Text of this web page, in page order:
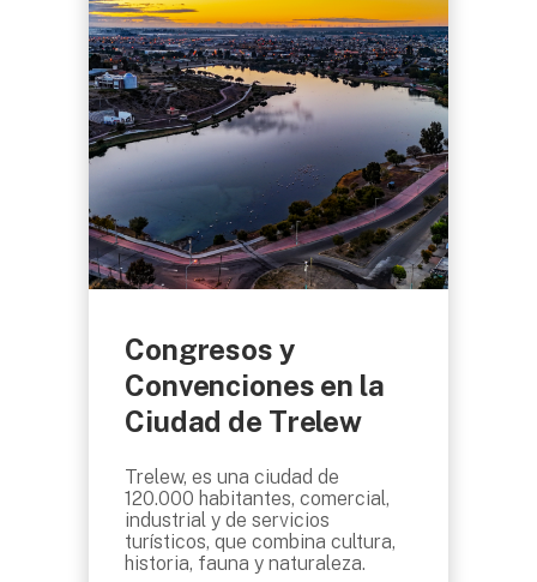
Congresos y
Convenciones en la
Ciudad de Trelew
Trelew, es una ciudad de
120.000 habitantes, comercial,
industrial y de servicios
turísticos, que combina cultura,
historia, fauna y naturaleza.